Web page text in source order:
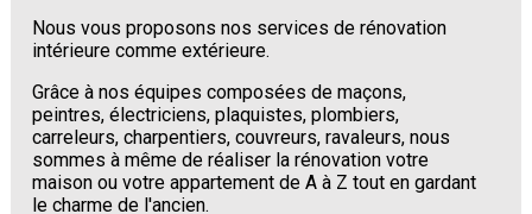
Nous vous proposons nos services de rénovation
intérieure comme extérieure.
Grâce à nos équipes composées de maçons,
peintres, électriciens, plaquistes, plombiers,
carreleurs, charpentiers, couvreurs, ravaleurs, nous
sommes à même de réaliser la rénovation votre
maison ou votre appartement de A à Z tout en gardant
le charme de l'ancien.